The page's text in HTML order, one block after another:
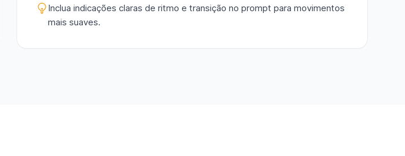
Inclua indicações claras de ritmo e transição no prompt para movimentos
mais suaves.